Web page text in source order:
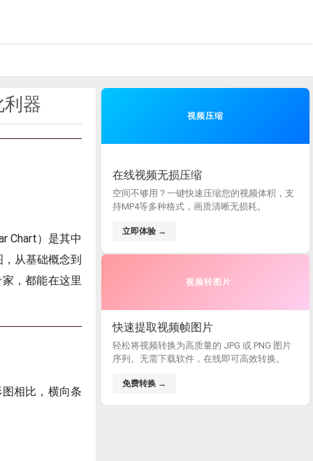
器
Chart）是其中
从基础概念到
，都能在这里
相比，横向条
视频压缩
在线视频无损压缩
空间不够用？一键快速压缩您的视频体积，支
持MP4等多种格式，画质清晰无损耗。
立即体验 →
视频转图片
快速提取视频帧图片
轻松将视频转换为高质量的 JPG 或 PNG 图片
序列。无需下载软件，在线即可高效转换。
免费转换 →